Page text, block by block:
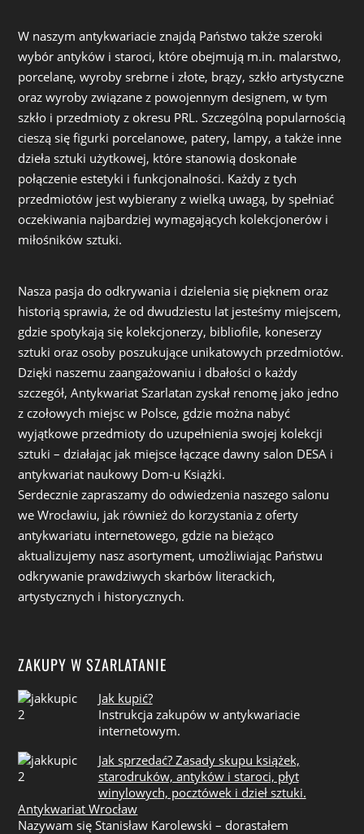
W naszym antykwariacie znajdą Państwo także szeroki
wybór antyków i staroci, które obejmują m.in. malarstwo,
porcelanę, wyroby srebrne i złote, brązy, szkło artystyczne
oraz wyroby związane z powojennym designem, w tym
szkło i przedmioty z okresu PRL. Szczególną popularnością
cieszą się figurki porcelanowe, patery, lampy, a także inne
dzieła sztuki użytkowej, które stanowią doskonałe
połączenie estetyki i funkcjonalności. Każdy z tych
przedmiotów jest wybierany z wielką uwagą, by spełniać
oczekiwania najbardziej wymagających kolekcjonerów i
miłośników sztuki.
Nasza pasja do odkrywania i dzielenia się pięknem oraz
historią sprawia, że od dwudziestu lat jesteśmy miejscem,
gdzie spotykają się kolekcjonerzy, bibliofile, koneserzy
sztuki oraz osoby poszukujące unikatowych przedmiotów.
Dzięki naszemu zaangażowaniu i dbałości o każdy
szczegół, Antykwariat Szarlatan zyskał renomę jako jedno
z czołowych miejsc w Polsce, gdzie można nabyć
wyjątkowe przedmioty do uzupełnienia swojej kolekcji
sztuki – działając jak miejsce łączące dawny salon DESA i
antykwariat naukowy Dom-u Książki.
Serdecznie zapraszamy do odwiedzenia naszego salonu
we Wrocławiu, jak również do korzystania z oferty
antykwariatu internetowego, gdzie na bieżąco
aktualizujemy nasz asortyment, umożliwiając Państwu
odkrywanie prawdziwych skarbów literackich,
artystycznych i historycznych.
ZAKUPY W SZARLATANIE
Jak kupić?
Instrukcja zakupów w antykwariacie
internetowym.
Jak sprzedać? Zasady skupu książek,
starodruków, antyków i staroci, płyt
winylowych, pocztówek i dzieł sztuki.
Antykwariat Wrocław
Nazywam się Stanisław Karolewski – dorastałem